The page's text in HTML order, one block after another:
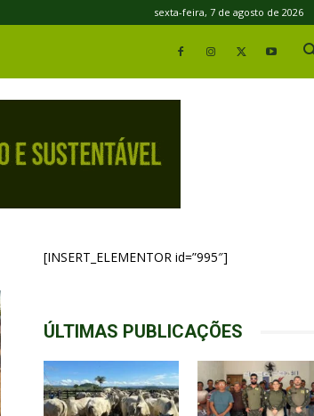
sexta-feira, 7 de agosto de 2026
[INSERT_ELEMENTOR id=”995″]
ÚLTIMAS PUBLICAÇÕES